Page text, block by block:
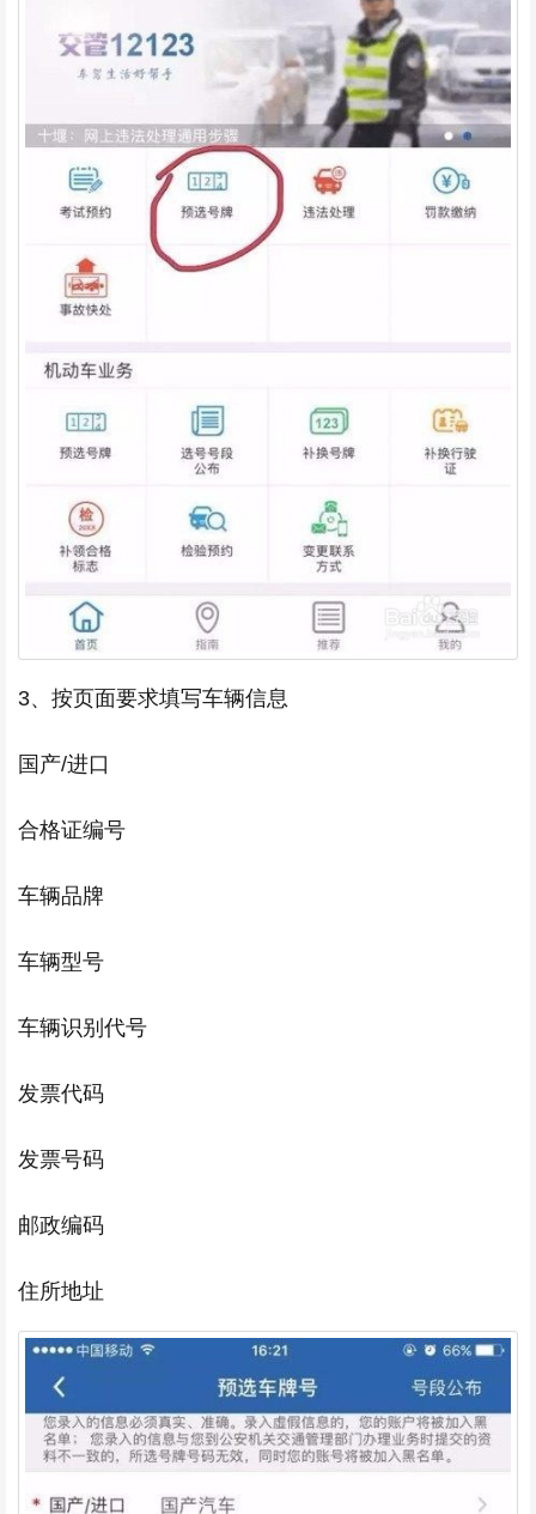
3、按页面要求填写车辆信息
国产/进口
合格证编号
车辆品牌
车辆型号
车辆识别代号
发票代码
发票号码
邮政编码
住所地址